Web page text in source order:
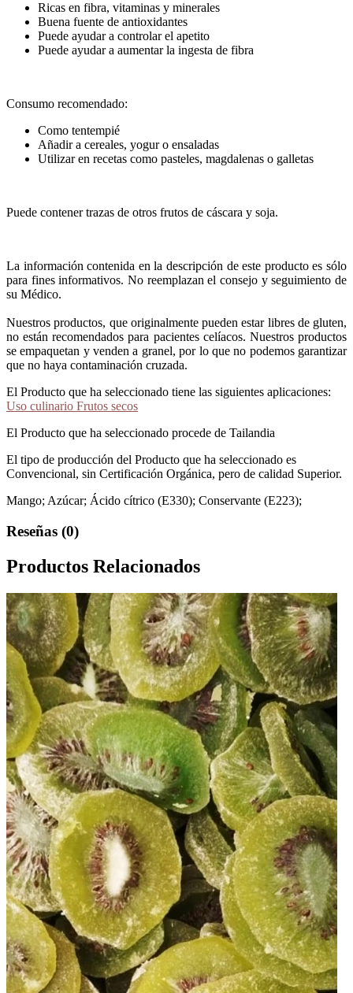
Ricas en fibra, vitaminas y minerales
Buena fuente de antioxidantes
Puede ayudar a controlar el apetito
Puede ayudar a aumentar la ingesta de fibra
Consumo recomendado:
Como tentempié
Añadir a cereales, yogur o ensaladas
Utilizar en recetas como pasteles, magdalenas o galletas
Puede contener trazas de otros frutos de cáscara y soja.
La información contenida en la descripción de este producto es sólo
para fines informativos. No reemplazan el consejo y seguimiento de
su Médico.
Nuestros productos, que originalmente pueden estar libres de gluten,
no están recomendados para pacientes celíacos. Nuestros productos
se empaquetan y venden a granel, por lo que no podemos garantizar
que no haya contaminación cruzada.
El Producto que ha seleccionado tiene las siguientes aplicaciones:
Uso culinario Frutos secos
El Producto que ha seleccionado procede de Tailandia
El tipo de producción del Producto que ha seleccionado es
Convencional, sin Certificación Orgánica, pero de calidad Superior.
Mango; Azúcar; Ácido cítrico (E330); Conservante (E223);
Reseñas (0)
Productos Relacionados